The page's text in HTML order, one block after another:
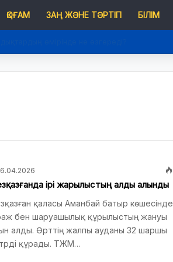
ҚОҒАМ ЗАҢ ЖӘНЕ ТӘРТІП БІЛІМ
ірі жарылыстың алды алынды
қаласы Аманбай батыр көшесінде
бен шаруашылық құрылыстың жануы
алды. Өрттің жалпы ауданы 32 шаршы
құрады. ТЖМ…